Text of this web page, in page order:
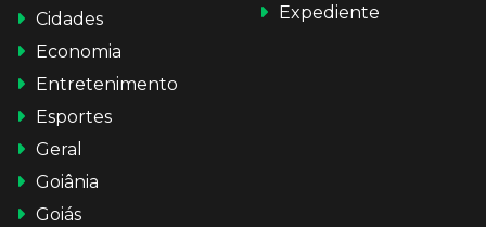
Cidades
Economia
Entretenimento
Esportes
Geral
Goiânia
Goiás
Expediente